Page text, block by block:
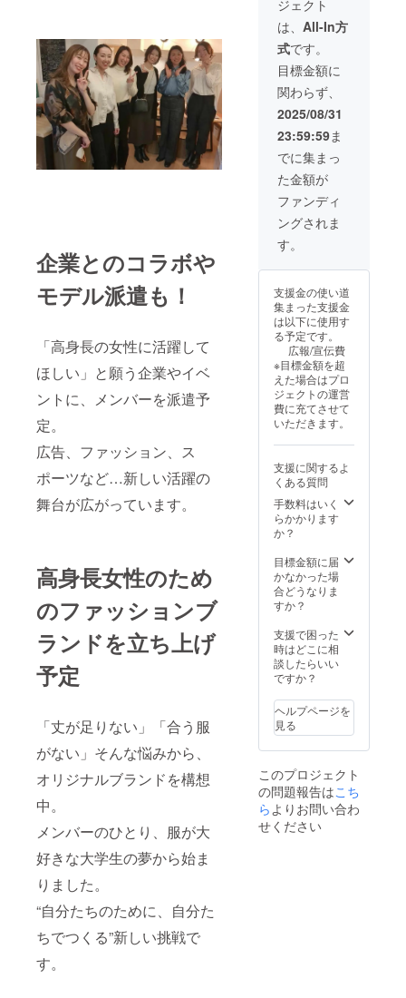
企業とのコラボや
モデル派遣も！
「高身長の女性に活躍して
ほしい」と願う企業やイベ
ントに、メンバーを派遣予
定。
広告、ファッション、ス
ポーツなど…新しい活躍の
舞台が広がっています。
高身長女性のため
のファッションブ
ランドを立ち上げ
予定
「丈が足りない」「合う服
がない」そんな悩みから、
オリジナルブランドを構想
中。
メンバーのひとり、服が大
好きな大学生の夢から始ま
りました。
“自分たちのために、自分た
ちでつくる”新しい挑戦で
す。
連絡さ
せてい
ただき
ます。
※有効期
限は
2025年
10月か
ら1年間
です。
す。 ※
日程は
メール
で調整
させて
いただ
きま
す。 ※
送料込
みのお
値段で
す。
後、現
地で撮
影し、
できた
動画を
データ
でお送
りさせ
ていた
だきま
す。 企
業のPR
動画な
どに秋
葉千尋
をお使
す。 ※
時間は
10分以
内にな
りま
す。 ※
撮影時
間：4時
間 ※東
京駅か
らの交
通費を
戴いた
しま
す。 ※
日程な
ど詳細
ルにて
連絡さ
せてい
ただき
※有効期
限は
2025年
10月か
です。
ジェクト
は、 All-In方
式です。
目標金額に
関わらず、
2025/08/31
23:59:59ま
でに集まっ
た金額が
ファンディ
ングされま
す。
支援金の使い道
集まった支援金
は以下に使用す
る予定です。
広報/宣伝費
※目標金額を超
えた場合はプロ
ジェクトの運営
費に充てさせて
いただきます。
支援に関するよ
くある質問
手数料はいく
らかかります
か？
目標金額に届
かなかった場
合どうなりま
すか？
支援で困った
時はどこに相
談したらいい
ですか？
ヘルプページを
見る
このプロジェクト
の問題報告はこち
ら よりお問い合わ
せください